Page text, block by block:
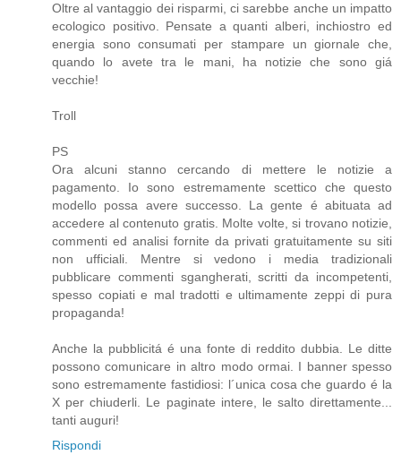
Oltre al vantaggio dei risparmi, ci sarebbe anche un impatto
ecologico positivo. Pensate a quanti alberi, inchiostro ed
energia sono consumati per stampare un giornale che,
quando lo avete tra le mani, ha notizie che sono giá
vecchie!
Troll
PS
Ora alcuni stanno cercando di mettere le notizie a
pagamento. Io sono estremamente scettico che questo
modello possa avere successo. La gente é abituata ad
accedere al contenuto gratis. Molte volte, si trovano notizie,
commenti ed analisi fornite da privati gratuitamente su siti
non ufficiali. Mentre si vedono i media tradizionali
pubblicare commenti sgangherati, scritti da incompetenti,
spesso copiati e mal tradotti e ultimamente zeppi di pura
propaganda!
Anche la pubblicitá é una fonte di reddito dubbia. Le ditte
possono comunicare in altro modo ormai. I banner spesso
sono estremamente fastidiosi: l´unica cosa che guardo é la
X per chiuderli. Le paginate intere, le salto direttamente...
tanti auguri!
Rispondi